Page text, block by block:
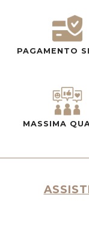
PAGAMENTO
MASSIMA